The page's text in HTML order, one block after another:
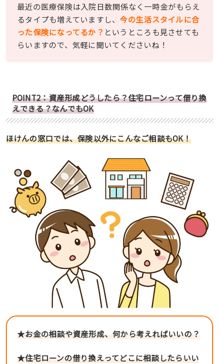
最近の医療保険は入院日数関係なく一時金がもらえ
るタイプも増えていますし、今の生活スタイルに合
った保険になってるか？ というところも見させても
らいますので、気軽に聞いてくださいね！
POINT2：資産形成どうしたら？住宅ローンって借り換
えできる？なんでもOK
ほけんの窓口では、保険以外にこんなご相談もOK！
★お金の相談や資産形成、何から考えればいいの？
★住宅ローンの借り換えってどこに相談したらいい